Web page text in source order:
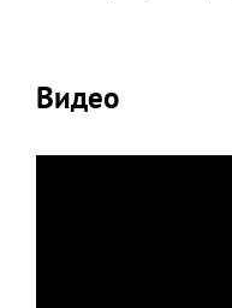
Видео